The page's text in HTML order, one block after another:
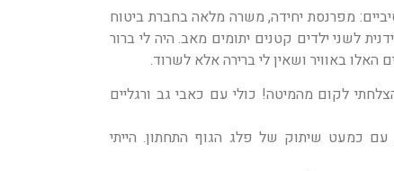
מפרנסת יחידה, משרה מלאה בחברת ביטוח
לשני ילדים קטנים יתומים מאב. היה לי ברור
האלו באוויר ושאין לי ברירה אלא לשרוד.
לקום מהמיטה! כולי עם כאבי גב ורגליים
כמעט שיתוק של פלג הגוף התחתון. הייתי